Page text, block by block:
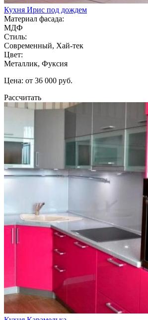
Кухня Ирис под дождем
Материал фасада:
МДФ
Стиль:
Современный, Хай-тек
Цвет:
Металлик, Фуксия
Цена: от 36 000 руб.
Рассчитать